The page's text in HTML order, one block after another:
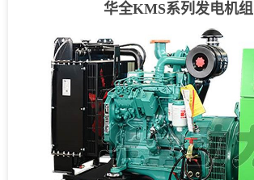
华全KMS系列发电机组